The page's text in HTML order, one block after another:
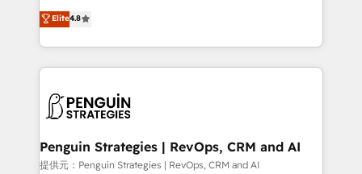
the United States, EU, UAE, Mexico and Latin
America. From casual user to super fan: make
herramienta: es del enfoque con el que se
implementó. Trabajamos con un catálogo de +80
casos de uso: cada uno resuelve un problema
concreto de tu operación en HubSpot. La entrega
en paralelo cuando tiene sentido, y siempre
Empiezas a ver resultados antes de que termine el
mes. 🏆 HubSpot Partner of the Year 2022, máximo
Elite4.8
Penguin Strategies | RevOps, CRM and AI
提供元：Penguin Strategies | RevOps, CRM and AI